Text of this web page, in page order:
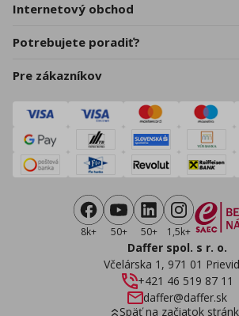
Internetový obchod
Potrebujete poradiť?
Pre zákazníkov
Daffer spol. s r. o.
Včelárska 1, 971 01
+421 46 519 87 11
daffer@daffer.sk
Späť na začiatok
8k+ 50+ 50+ 1,5k+